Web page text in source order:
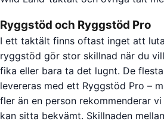
Ryggstöd och Ryggstöd Pro
I ett taktält finns oftast inget att
ryggstöd gör stor skillnad när du
fika eller bara ta det lugnt. De
levereras med ett Ryggstöd Pro –
fler än en person rekommenderar
kan sitta bekvämt. Skillnaden